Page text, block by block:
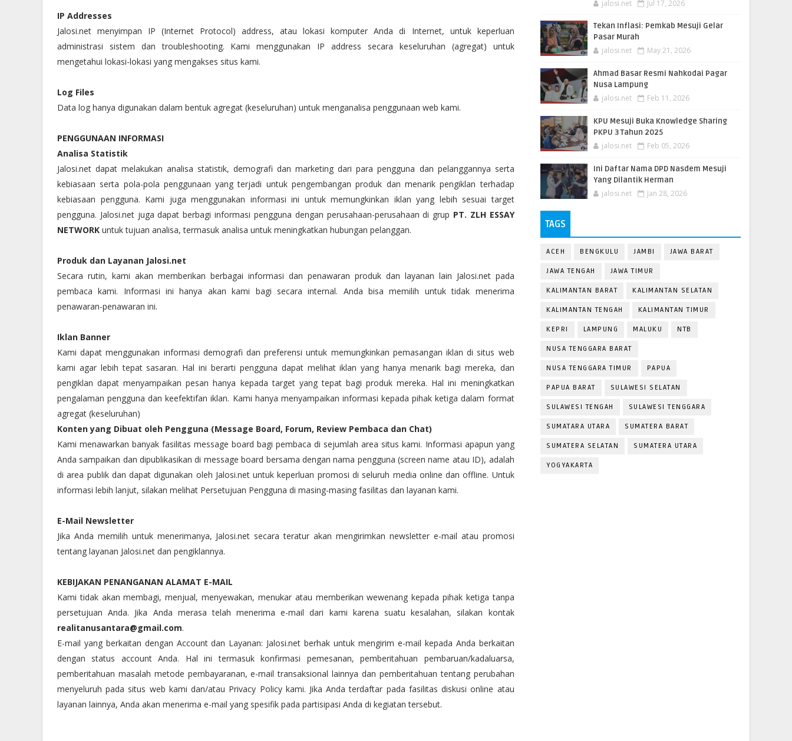
IP Addresses
Jalosi.net menyimpan IP (Internet Protocol) address, atau lokasi komputer Anda di Internet, untuk keperluan
administrasi sistem dan troubleshooting. Kami menggunakan IP address secara keseluruhan (agregat) untuk
mengetahui lokasi-lokasi yang mengakses situs kami.
Log Files
Data log hanya digunakan dalam bentuk agregat (keseluruhan) untuk menganalisa penggunaan web kami.
PENGGUNAAN INFORMASI
Analisa Statistik
Jalosi.net dapat melakukan analisa statistik, demografi dan marketing dari para pengguna dan pelanggannya serta
kebiasaan serta pola-pola penggunaan yang terjadi untuk pengembangan produk dan menarik pengiklan terhadap
kebiasaan pengguna. Kami juga menggunakan informasi ini untuk memungkinkan iklan yang lebih sesuai target
pengguna. Jalosi.net juga dapat berbagi informasi pengguna dengan perusahaan-perusahaan di grup PT. ZLH ESSAY
NETWORK untuk tujuan analisa, termasuk analisa untuk meningkatkan hubungan pelanggan.
Produk dan Layanan Jalosi.net
Secara rutin, kami akan memberikan berbagai informasi dan penawaran produk dan layanan lain Jalosi.net pada
pembaca kami. Informasi ini hanya akan kami bagi secara internal. Anda bisa memilih untuk tidak menerima
penawaran-penawaran ini.
Iklan Banner
Kami dapat menggunakan informasi demografi dan preferensi untuk memungkinkan pemasangan iklan di situs web
kami agar lebih tepat sasaran. Hal ini berarti pengguna dapat melihat iklan yang hanya menarik bagi mereka, dan
pengiklan dapat menyampaikan pesan hanya kepada target yang tepat bagi produk mereka. Hal ini meningkatkan
pengalaman pengguna dan keefektifan iklan. Kami hanya menyampaikan informasi kepada pihak ketiga dalam format
agregat (keseluruhan)
Konten yang Dibuat oleh Pengguna (Message Board, Forum, Review Pembaca dan Chat)
Kami menawarkan banyak fasilitas message board bagi pembaca di sejumlah area situs kami. Informasi apapun yang
Anda sampaikan dan dipublikasikan di message board bersama dengan nama pengguna (screen name atau ID), adalah
di area publik dan dapat digunakan oleh Jalosi.net untuk keperluan promosi di seluruh media online dan offline. Untuk
informasi lebih lanjut, silakan melihat Persetujuan Pengguna di masing-masing fasilitas dan layanan kami.
E-Mail Newsletter
Jika Anda memilih untuk menerimanya, Jalosi.net secara teratur akan mengirimkan newsletter e-mail atau promosi
tentang layanan Jalosi.net dan pengiklannya.
KEBIJAKAN PENANGANAN ALAMAT E-MAIL
Kami tidak akan membagi, menjual, menyewakan, menukar atau memberikan wewenang kepada pihak ketiga tanpa
persetujuan Anda. Jika Anda merasa telah menerima e-mail dari kami karena suatu kesalahan, silakan kontak
realitanusantara@gmail.com.
E-mail yang berkaitan dengan Account dan Layanan: Jalosi.net berhak untuk mengirim e-mail kepada Anda berkaitan
dengan status account Anda. Hal ini termasuk konfirmasi pemesanan, pemberitahuan pembaruan/kadaluarsa,
pemberitahuan masalah metode pembayaranan, e-mail transaksional lainnya dan pemberitahuan tentang perubahan
menyeluruh pada situs web kami dan/atau Privacy Policy kami. Jika Anda terdaftar pada fasilitas diskusi online atau
layanan lainnya, Anda akan menerima e-mail yang spesifik pada partisipasi Anda di kegiatan tersebut.
jalosi.net Jul 17, 2026
Tekan Inflasi: Pemkab Mesuji Gelar
Pasar Murah
jalosi.net May 21, 2026
Ahmad Basar Resmi Nahkodai Pagar
Nusa Lampung
jalosi.net Feb 11, 2026
KPU Mesuji Buka Knowledge Sharing
PKPU 3 Tahun 2025
jalosi.net Feb 05, 2026
Ini Daftar Nama DPD Nasdem Mesuji
Yang Dilantik Herman
jalosi.net Jan 28, 2026
TAGS
ACEH BENGKULU JAMBI JAWA BARAT
JAWA TENGAH JAWA TIMUR
KALIMANTAN BARAT KALIMANTAN SELATAN
KALIMANTAN TENGAH KALIMANTAN TIMUR
KEPRI LAMPUNG MALUKU NTB
NUSA TENGGARA BARAT
NUSA TENGGARA TIMUR PAPUA
PAPUA BARAT SULAWESI SELATAN
SULAWESI TENGAH SULAWESI TENGGARA
SUMATARA UTARA SUMATERA BARAT
SUMATERA SELATAN SUMATERA UTARA
YOGYAKARTA